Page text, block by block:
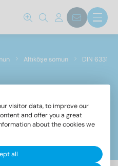
Altıköşe somun DIN 6331
6331
visitor data, to improve our
and offer you a great
about the cookies we
all